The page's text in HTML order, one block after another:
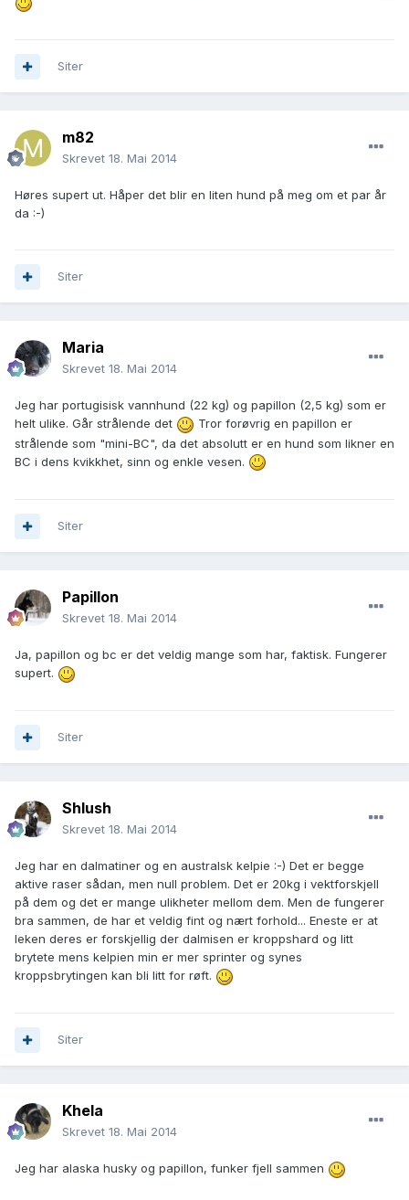
Siter
m82
Skrevet 18. Mai 2014
Høres supert ut. Håper det blir en liten hund på meg om et par år
da :-)
Siter
Maria
Skrevet 18. Mai 2014
Jeg har portugisisk vannhund (22 kg) og papillon (2,5 kg) som er
helt ulike. Går strålende det
Tror forøvrig en papillon er
strålende som "mini-BC", da det absolutt er en hund som likner en
BC i dens kvikkhet, sinn og enkle vesen.
Siter
Papillon
Skrevet 18. Mai 2014
Ja, papillon og bc er det veldig mange som har, faktisk. Fungerer
supert.
Siter
Shlush
Skrevet 18. Mai 2014
Jeg har en dalmatiner og en australsk kelpie :-) Det er begge
aktive raser sådan, men null problem. Det er 20kg i vektforskjell
på dem og det er mange ulikheter mellom dem. Men de fungerer
bra sammen, de har et veldig fint og nært forhold... Eneste er at
leken deres er forskjellig der dalmisen er kroppshard og litt
brytete mens kelpien min er mer sprinter og synes
kroppsbrytingen kan bli litt for røft.
Siter
Khela
Skrevet 18. Mai 2014
Jeg har alaska husky og papillon, funker fjell sammen